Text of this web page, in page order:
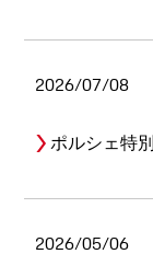
2026/07/08
ポルシェ特
2026/05/06